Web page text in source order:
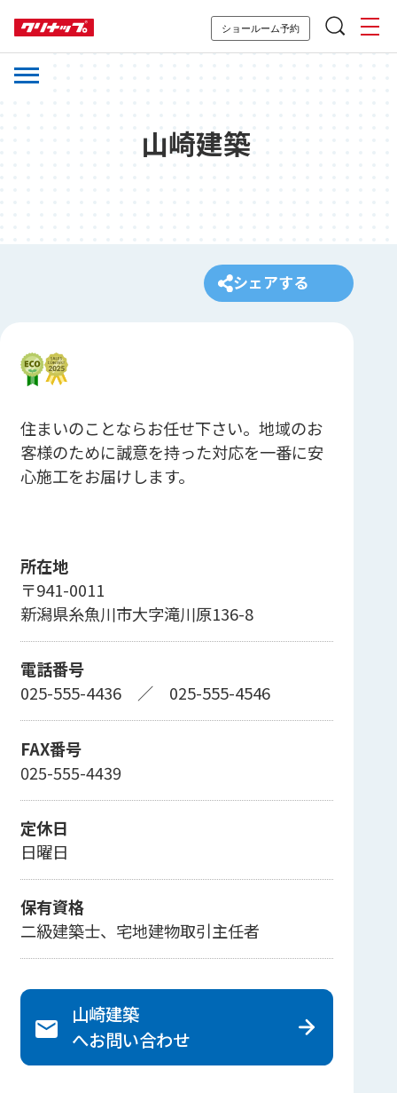
ショールーム予約
山崎建築
シェアする
住まいのことならお任せ下さい。地域のお
客様のために誠意を持った対応を一番に安
心施工をお届けします。
所在地
〒941-0011
新潟県糸魚川市大字滝川原136-8
電話番号
025-555-4436／ 025-555-4546
FAX番号
025-555-4439
定休日
日曜日
保有資格
二級建築士、宅地建物取引主任者
山崎建築
へお問い合わせ